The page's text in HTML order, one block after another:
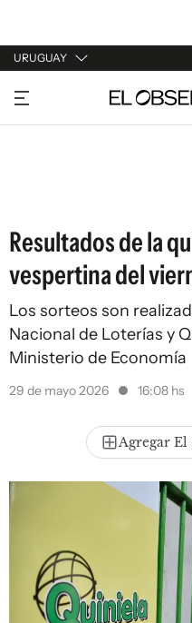
URUGUAY
URUGUAY
ARGENTINA
Resultados de la
vespertina del
Los sorteos son
Nacional de Loterías y
Ministerio de Economía
29 de mayo 2026 16:08 hs
Agregar El